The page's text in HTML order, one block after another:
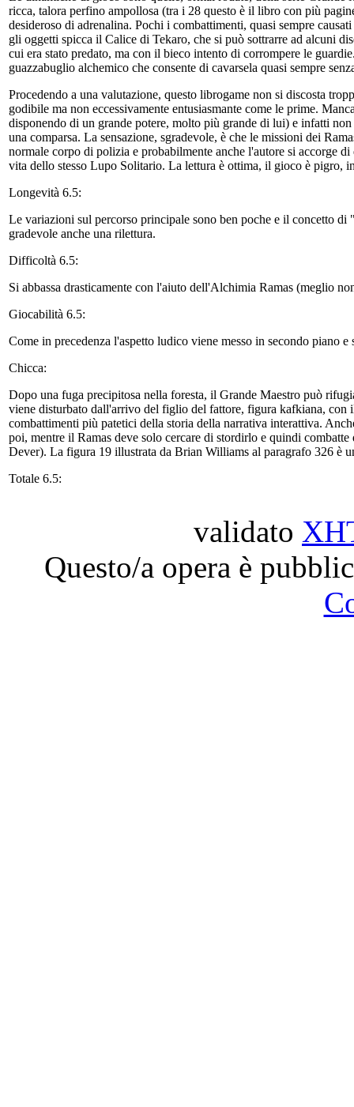
ricca, talora perfino ampollosa (tra i 28 questo è il libro con più
desideroso di adrenalina. Pochi i combattimenti, quasi sempre
gli oggetti spicca il Calice di Tekaro, che si può sottrarre ad alcuni
cui era stato predato, ma con il bieco intento di corrompere le
guazzabuglio alchemico che consente di cavarsela quasi sempre
Procedendo a una valutazione, questo librogame non si discosta
godibile ma non eccessivamente entusiasmante come le prime.
disponendo di un grande potere, molto più grande di lui) e infatti
una comparsa. La sensazione, sgradevole, è che le missioni dei
normale corpo di polizia e probabilmente anche l'autore si accorge
vita dello stesso Lupo Solitario. La lettura è ottima, il gioco è pigro,
Longevità 6.5:
Le variazioni sul percorso principale sono ben poche e il concetto
gradevole anche una rilettura.
Difficoltà 6.5:
Si abbassa drasticamente con l'aiuto dell'Alchimia Ramas (meglio
Giocabilità 6.5:
Come in precedenza l'aspetto ludico viene messo in secondo piano
Chicca:
Dopo una fuga precipitosa nella foresta, il Grande Maestro può
viene disturbato dall'arrivo del figlio del fattore, figura kafkiana, con
combattimenti più patetici della storia della narrativa interattiva.
poi, mentre il Ramas deve solo cercare di stordirlo e quindi
Dever). La figura 19 illustrata da Brian Williams al paragrafo 326 è
Totale 6.5:
validato
Questo/a opera è